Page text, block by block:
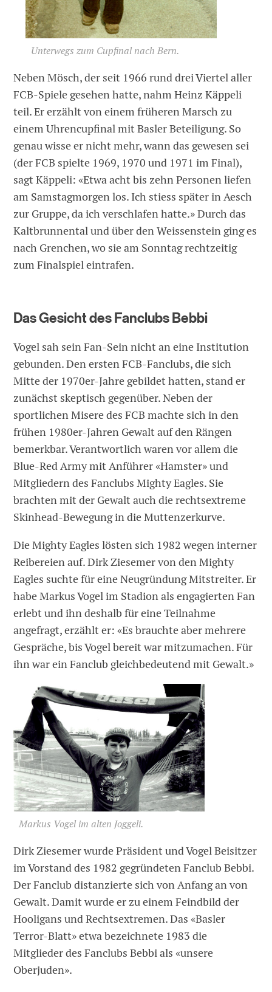
Unterwegs zum Cupfinal nach Bern.
Neben Mösch, der seit 1966 rund drei Viertel aller
FCB-Spiele gesehen hatte, nahm Heinz Käppeli
teil. Er erzählt von einem früheren Marsch zu
einem Uhrencupfinal mit Basler Beteiligung. So
genau wisse er nicht mehr, wann das gewesen sei
(der FCB spielte 1969, 1970 und 1971 im Final),
sagt Käppeli: «Etwa acht bis zehn Personen liefen
am Samstagmorgen los. Ich stiess später in Aesch
zur Gruppe, da ich verschlafen hatte.» Durch das
Kaltbrunnental und über den Weissenstein ging es
nach Grenchen, wo sie am Sonntag rechtzeitig
zum Finalspiel eintrafen.
Das Gesicht des Fanclubs Bebbi
Vogel sah sein Fan-Sein nicht an eine Institution
gebunden. Den ersten FCB-Fanclubs, die sich
Mitte der 1970er-Jahre gebildet hatten, stand er
zunächst skeptisch gegenüber. Neben der
sportlichen Misere des FCB machte sich in den
frühen 1980er-Jahren Gewalt auf den Rängen
bemerkbar. Verantwortlich waren vor allem die
Blue-Red Army mit Anführer «Hamster» und
Mitgliedern des Fanclubs Mighty Eagles. Sie
brachten mit der Gewalt auch die rechtsextreme
Skinhead-Bewegung in die Muttenzerkurve.
Die Mighty Eagles lösten sich 1982 wegen interner
Reibereien auf. Dirk Ziesemer von den Mighty
Eagles suchte für eine Neugründung Mitstreiter. Er
habe Markus Vogel im Stadion als engagierten Fan
erlebt und ihn deshalb für eine Teilnahme
angefragt, erzählt er: «Es brauchte aber mehrere
Gespräche, bis Vogel bereit war mitzumachen. Für
ihn war ein Fanclub gleichbedeutend mit Gewalt.»
Markus Vogel im alten Joggeli.
Dirk Ziesemer wurde Präsident und Vogel Beisitzer
im Vorstand des 1982 gegründeten Fanclub Bebbi.
Der Fanclub distanzierte sich von Anfang an von
Gewalt. Damit wurde er zu einem Feindbild der
Hooligans und Rechtsextremen. Das «Basler
Terror-Blatt» etwa bezeichnete 1983 die
Mitglieder des Fanclubs Bebbi als «unsere
Oberjuden».